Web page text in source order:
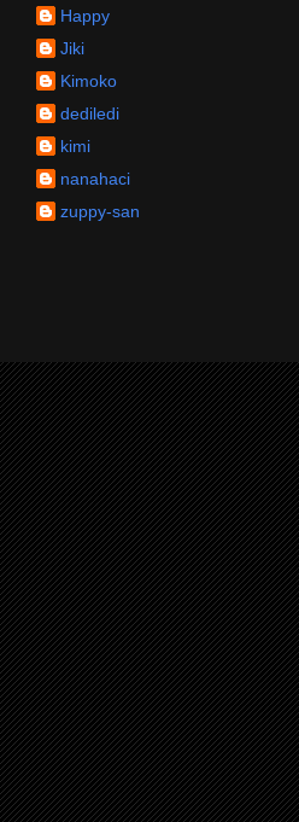
Happy
Jiki
Kimoko
dediledi
kimi
nanahaci
zuppy-san